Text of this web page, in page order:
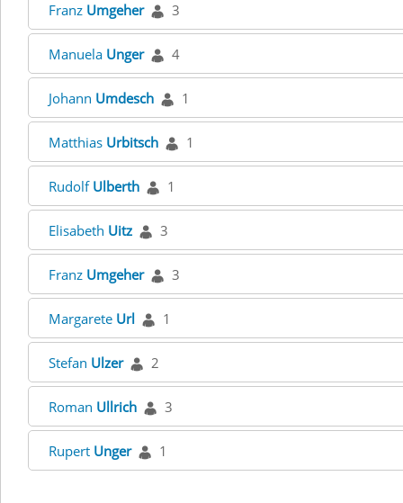
Franz Umgeher 3
Manuela Unger 4
Johann Umdesch 1
Matthias Urbitsch 1
Rudolf Ulberth 1
Elisabeth Uitz 3
Franz Umgeher 3
Margarete Url 1
Stefan Ulzer 2
Roman Ullrich 3
Rupert Unger 1